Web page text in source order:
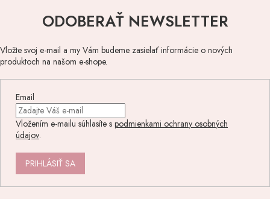
ODOBERAŤ NEWSLETTER
Vložte svoj e-mail a my Vám budeme zasielať informácie o nových
produktoch na našom e-shope.
Email
Vložením e-mailu súhlasíte s podmienkami ochrany osobných
údajov.
PRIHLÁSIŤ SA